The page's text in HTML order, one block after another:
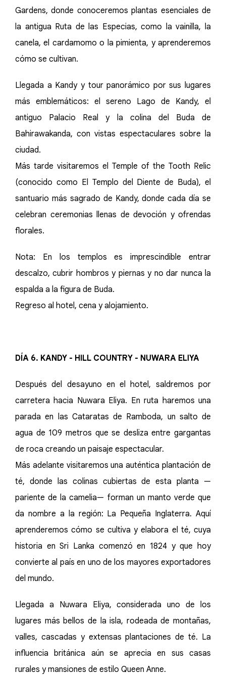
Gardens, donde conoceremos plantas esenciales de
la antigua Ruta de las Especias, como la vainilla, la
canela, el cardamomo o la pimienta, y aprenderemos
cómo se cultivan.
Llegada a Kandy y tour panorámico por sus lugares
más emblemáticos: el sereno Lago de Kandy, el
antiguo Palacio Real y la colina del Buda de
Bahirawakanda, con vistas espectaculares sobre la
ciudad.
Más tarde visitaremos el Temple of the Tooth Relic
(conocido como El Templo del Diente de Buda), el
santuario más sagrado de Kandy, donde cada día se
celebran ceremonias llenas de devoción y ofrendas
florales.
Nota: En los templos es imprescindible entrar
descalzo, cubrir hombros y piernas y no dar nunca la
espalda a la figura de Buda.
Regreso al hotel, cena y alojamiento.
DÍA 6. KANDY - HILL COUNTRY - NUWARA ELIYA
Después del desayuno en el hotel, saldremos por
carretera hacia Nuwara Eliya. En ruta haremos una
parada en las Cataratas de Ramboda, un salto de
agua de 109 metros que se desliza entre gargantas
de roca creando un paisaje espectacular.
Más adelante visitaremos una auténtica plantación de
té, donde las colinas cubiertas de esta planta —
pariente de la camelia— forman un manto verde que
da nombre a la región: La Pequeña Inglaterra. Aquí
aprenderemos cómo se cultiva y elabora el té, cuya
historia en Sri Lanka comenzó en 1824 y que hoy
convierte al país en uno de los mayores exportadores
del mundo.
Llegada a Nuwara Eliya, considerada uno de los
lugares más bellos de la isla, rodeada de montañas,
valles, cascadas y extensas plantaciones de té. La
influencia británica aún se aprecia en sus casas
rurales y mansiones de estilo Queen Anne.